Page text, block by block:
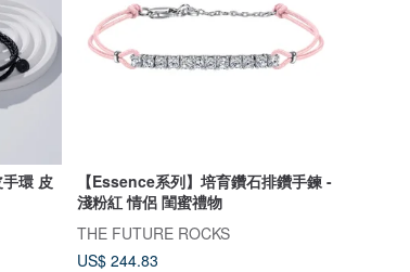
手環 皮
【Essence系列】培育鑽石排鑽手鍊 -
淺粉紅 情侶 閨蜜禮物
THE FUTURE ROCKS
US$ 244.83